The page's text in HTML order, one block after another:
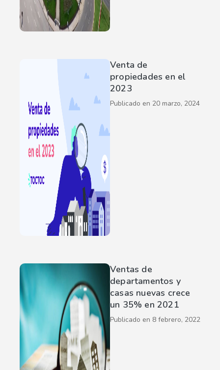
Venta de
propiedades en el
2023
Publicado en 20 marzo, 2024
Ventas de
departamentos y
casas nuevas crece
un 35% en 2021
Publicado en 8 febrero, 2022